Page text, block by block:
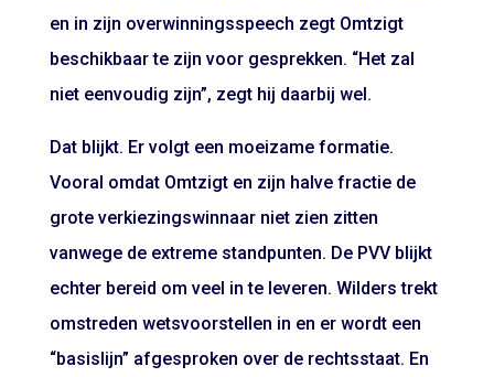
en in zijn overwinningsspeech zegt Omtzigt
beschikbaar te zijn voor gesprekken. “Het zal
niet eenvoudig zijn”, zegt hij daarbij wel.
Dat blijkt. Er volgt een moeizame formatie.
Vooral omdat Omtzigt en zijn halve fractie de
grote verkiezingswinnaar niet zien zitten
vanwege de extreme standpunten. De PVV blijkt
echter bereid om veel in te leveren. Wilders trekt
omstreden wetsvoorstellen in en er wordt een
“basislijn” afgesproken over de rechtsstaat. En